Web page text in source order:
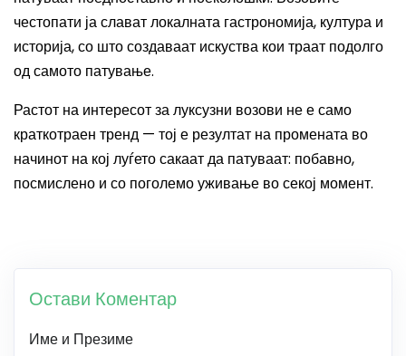
честопати ја слават локалната гастрономија, култура и
историја, со што создаваат искуства кои траат подолго
од самото патување.
Растот на интересот за луксузни возови не е само
краткотраен тренд — тој е резултат на промената во
начинот на кој луѓето сакаат да патуваат: побавно,
посмислено и со поголемо уживање во секој момент.
Остави Коментар
Име и Презиме